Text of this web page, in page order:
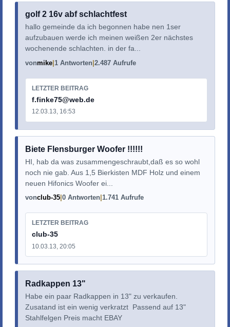
golf 2 16v abf schlachtfest
hallo gemeinde da ich begonnen habe nen 1ser
aufzubauen werde ich meinen weißen 2er nächstes
wochenende schlachten. in der fa...
vonmike 1 Antworten 2.487 Aufrufe
LETZTER BEITRAG
f.finke75@web.de
12.03.13, 16:53
Biete Flensburger Woofer !!!!!!
HI, hab da was zusammengeschraubt,daß es so wohl
noch nie gab. Aus 1,5 Bierkisten MDF Holz und einem
neuen Hifonics Woofer ei...
vonclub-35 0 Antworten 1.741 Aufrufe
LETZTER BEITRAG
club-35
10.03.13, 20:05
Radkappen 13"
Habe ein paar Radkappen in 13" zu verkaufen.
Zusatand ist ein wenig verkratzt Passend auf 13"
Stahlfelgen Preis macht EBAY